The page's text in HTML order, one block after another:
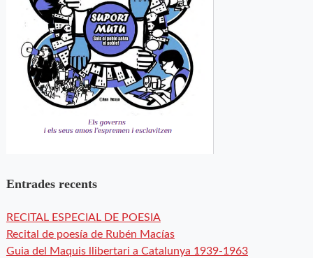
Entrades recents
RECITAL ESPECIAL DE POESIA
Recital de poesía de Rubén Macías
Guia del Maquis llibertari a Catalunya 1939-1963